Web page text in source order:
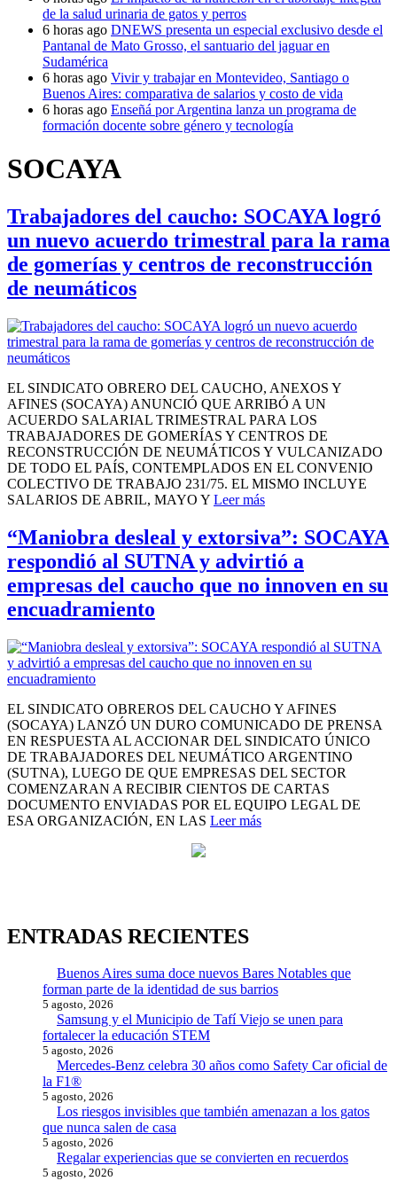
de la salud urinaria de gatos y perros
6 horas ago DNEWS presenta un especial exclusivo desde el
Pantanal de Mato Grosso, el santuario del jaguar en
Sudamérica
6 horas ago Vivir y trabajar en Montevideo, Santiago o
Buenos Aires: comparativa de salarios y costo de vida
6 horas ago Enseñá por Argentina lanza un programa de
formación docente sobre género y tecnología
SOCAYA
Trabajadores del caucho: SOCAYA logró
un nuevo acuerdo trimestral para la rama
de gomerías y centros de reconstrucción
de neumáticos
EL SINDICATO OBRERO DEL CAUCHO, ANEXOS Y
AFINES (SOCAYA) ANUNCIÓ QUE ARRIBÓ A UN
ACUERDO SALARIAL TRIMESTRAL PARA LOS
TRABAJADORES DE GOMERÍAS Y CENTROS DE
RECONSTRUCCIÓN DE NEUMÁTICOS Y VULCANIZADO
DE TODO EL PAÍS, CONTEMPLADOS EN EL CONVENIO
COLECTIVO DE TRABAJO 231/75. EL MISMO INCLUYE
SALARIOS DE ABRIL, MAYO Y Leer más
“Maniobra desleal y extorsiva”: SOCAYA
respondió al SUTNA y advirtió a
empresas del caucho que no innoven en su
encuadramiento
EL SINDICATO OBREROS DEL CAUCHO Y AFINES
(SOCAYA) LANZÓ UN DURO COMUNICADO DE PRENSA
EN RESPUESTA AL ACCIONAR DEL SINDICATO ÚNICO
DE TRABAJADORES DEL NEUMÁTICO ARGENTINO
(SUTNA), LUEGO DE QUE EMPRESAS DEL SECTOR
COMENZARAN A RECIBIR CIENTOS DE CARTAS
DOCUMENTO ENVIADAS POR EL EQUIPO LEGAL DE
ESA ORGANIZACIÓN, EN LAS Leer más
ENTRADAS RECIENTES
Buenos Aires suma doce nuevos Bares Notables que
forman parte de la identidad de sus barrios
5 agosto, 2026
Samsung y el Municipio de Tafí Viejo se unen para
fortalecer la educación STEM
5 agosto, 2026
Mercedes-Benz celebra 30 años como Safety Car oficial de
la F1®
5 agosto, 2026
Los riesgos invisibles que también amenazan a los gatos
que nunca salen de casa
5 agosto, 2026
Regalar experiencias que se convierten en recuerdos
5 agosto, 2026